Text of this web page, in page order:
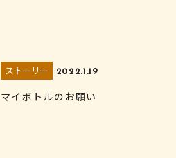
ストーリー 2022.1.19
マイボトルのお願い